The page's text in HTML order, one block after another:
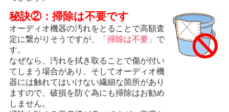
秘訣②：掃除は不要です
オーディオ機器の汚れをとることで高額査
定に繋がりそうですが、
「掃除は不要」 で
す。
なぜなら、汚れを拭き取ることで傷が付い
てしまう場合があり、そしてオーディオ機
器には触れてはいけない繊細な箇所があり
ますので、破損を防ぐ為にも掃除はお勧め
しません。